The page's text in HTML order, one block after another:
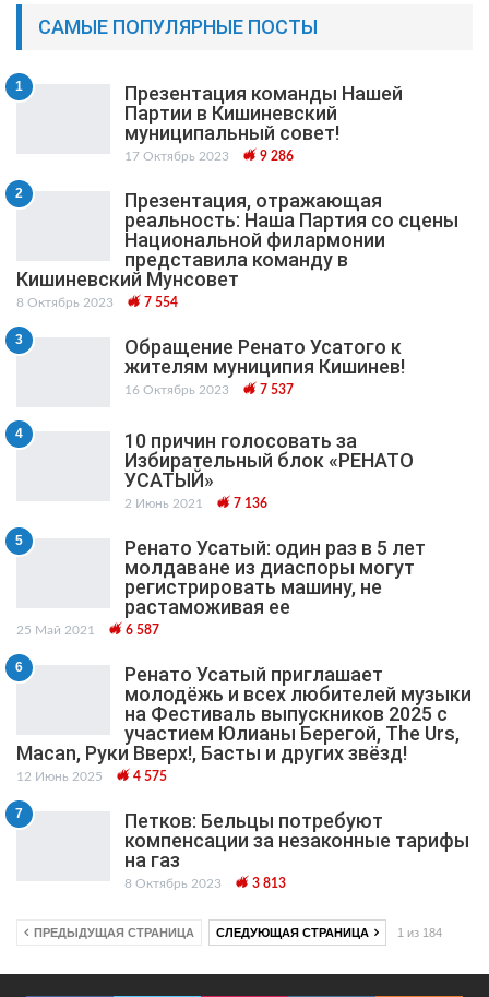
САМЫЕ ПОПУЛЯРНЫЕ ПОСТЫ
1
Презентация команды Нашей
Партии в Кишиневский
муниципальный cовет!
17 Октябрь 2023 9 286
2
Презентация, отражающая
реальность: Наша Партия со сцены
Национальной филармонии
представила команду в
Кишиневский Мунсовет
8 Октябрь 2023 7 554
3
Обращение Ренато Усатого к
жителям муниципия Кишинев!
16 Октябрь 2023 7 537
4
10 причин голосовать за
Избирательный блок «РЕНАТО
УСАТЫЙ»
2 Июнь 2021 7 136
5
Ренато Усатый: один раз в 5 лет
молдаване из диаспоры могут
регистрировать машину, не
растаможивая ее
25 Май 2021 6 587
6
Ренато Усатый приглашает
молодёжь и всех любителей музыки
на Фестиваль выпускников 2025 с
участием Юлианы Берегой, The Urs,
Macan, Руки Вверх!, Басты и других звёзд!
12 Июнь 2025 4 575
7
Петков: Бельцы потребуют
компенсации за незаконные тарифы
на газ
8 Октябрь 2023 3 813
ПРЕДЫДУЩАЯ СТРАНИЦА СЛЕДУЮЩАЯ СТРАНИЦА 1 из 184